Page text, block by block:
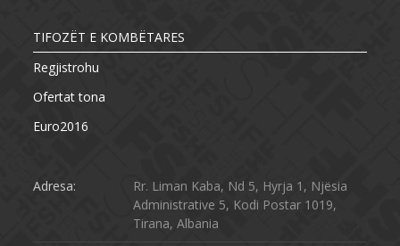
TIFOZËT E KOMBËTARES
Regjistrohu
Ofertat tona
Euro2016
Adresa:
Rr. Liman Kaba, Nd 5, Hyrja 1, Njësia
Administrative 5, Kodi Postar 1019,
Tirana, Albania